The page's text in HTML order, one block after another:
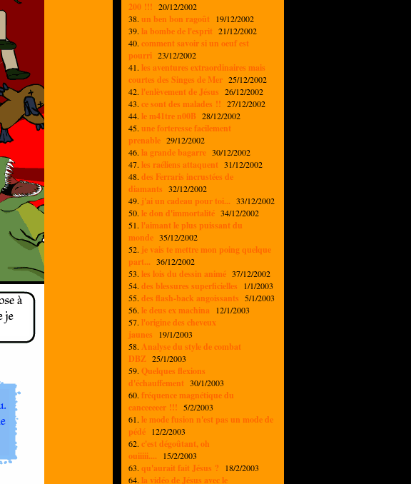
200 !!! 20/12/2002
38. un ben bon ragoût 19/12/2002
39. la bombe de l'esprit 21/12/2002
40. comment savoir si un oeuf est
pourri 23/12/2002
41. les aventures extraordinaires mais
courtes des Singes de Mer 25/12/2002
42. l'enlèvement de Jésus 26/12/2002
43. ce sont des malades !! 27/12/2002
44. le m41tre n00B 28/12/2002
45. une forteresse facilement
prenable 29/12/2002
46. la grande bagarre 30/12/2002
47. les raéliens attaquent 31/12/2002
48. des Ferraris incrustées de
diamants 32/12/2002
49. j'ai un cadeau pour toi... 33/12/2002
50. le don d'immortalité 34/12/2002
51. l'aimant le plus puissant du
monde 35/12/2002
52. je vais te mettre mon poing quelque
part... 36/12/2002
53. les lois du dessin animé 37/12/2002
54. des blessures superficielles 1/1/2003
55. des flash-back angoissants 5/1/2003
56. le deus ex machina 12/1/2003
57. l'origine des cheveux
jaunes 19/1/2003
58. Analyse du style de combat
DBZ 25/1/2003
59. Quelques flexions
d'échauffement 30/1/2003
60. fréquence magnétique du
canceeeeer !!! 5/2/2003
61. le mode fusion n'est pas un mode de
pédé 12/2/2003
62. c'est dégoûtant, oh
ouiiiii.... 15/2/2003
63. qu'aurait fait Jésus ? 18/2/2003
64. la vidéo de Jésus avec le